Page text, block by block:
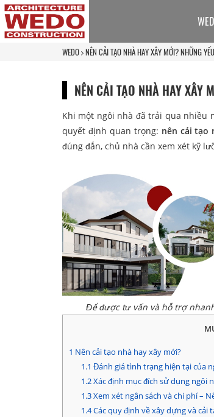
WEDO NÊN CẢI TẠO NHÀ HAY XÂY MỚI? NHỮNG
NÊN CẢI TẠO NHÀ HAY XÂY
Khi một ngôi nhà đã trải qua nhiều
quyết định quan trọng: nên cải tạo
đúng đắn, chủ nhà cần xem xét kỹ
Để được tư vấn và hỗ trợ
1 Nên cải tạo nhà hay xây mới?
1.1 Đánh giá tình trạng hiện tại của
1.2Xác định mục đích sử dụng ngôi
1.3Xem xét ngân sách và chi phí –
1.4Các quy định về xây dựng và cải